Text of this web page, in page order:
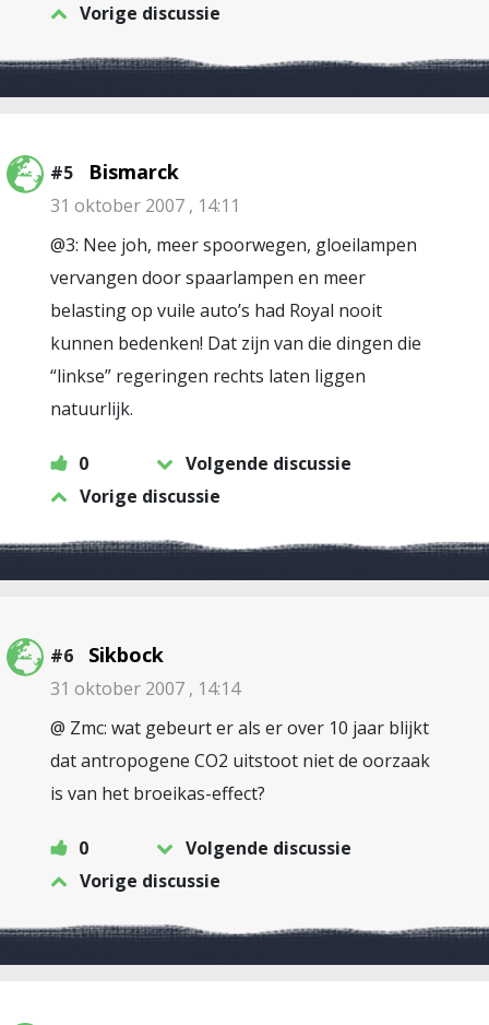
Vorige discussie
#5 Bismarck
31 oktober 2007 , 14:11
@3: Nee joh, meer spoorwegen, gloeilampen
vervangen door spaarlampen en meer
belasting op vuile auto’s had Royal nooit
kunnen bedenken! Dat zijn van die dingen die
“linkse” regeringen rechts laten liggen
natuurlijk.
0
Volgende discussie
Vorige discussie
#6 Sikbock
31 oktober 2007 , 14:14
@ Zmc: wat gebeurt er als er over 10 jaar blijkt
dat antropogene CO2 uitstoot niet de oorzaak
is van het broeikas-effect?
0
Volgende discussie
Vorige discussie